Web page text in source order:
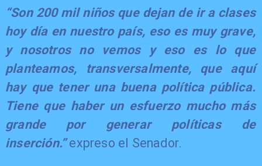
“Son 200 mil niños que dejan de ir a clases
hoy día en nuestro país, eso es muy grave,
y nosotros no vemos y eso es lo que
planteamos, transversalmente, que aquí
hay que tener una buena política pública.
Tiene que haber un esfuerzo mucho más
grande por generar políticas de
inserción.”expreso el Senador.